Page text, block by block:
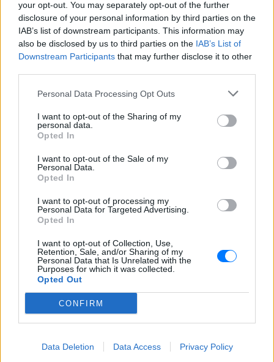
your opt-out. You may separately opt-out of the further
disclosure of your personal information by third parties on the
IAB’s list of downstream participants. This information may
also be disclosed by us to third parties on the IAB’s List of
Downstream Participants that may further disclose it to other
Personal Data Processing Opt Outs
I want to opt-out of the Sharing of my
personal data.
Opted In
I want to opt-out of the Sale of my
Personal Data.
Opted In
I want to opt-out of processing my
Personal Data for Targeted Advertising.
Opted In
I want to opt-out of Collection, Use,
Retention, Sale, and/or Sharing of my
Personal Data that Is Unrelated with the
Purposes for which it was collected.
Opted Out
CONFIRM
Data Deletion Data Access Privacy Policy
One""""»
ΧΤΕΣ
Ο συνθέτης μίλησε ανοιχτά για την
αχαριστία που βιώνει στον χώρο της
μουσικής, 22 χρόνια μετά τη νίκη της
Ελλάδας στη Eurovision.
Νεαρός στο λιμάνι του Πειραιά:
«Πάω διακοπές έναν μήνα» ‑ Η
απίθανη ατάκα στην κάμερα του
MEGA
Η κάμερα της εκπομπής «Κοινωνία Ώρα
MEGA» κατέγραψε τη διασκεδαστική
Η Ελένη Βουλγαράκη ξεσπά για
τις φήμες χωρισμού με τον
καμία πληροφορία πριν
εκτοξεύσετε τη βλακεία σας»
ΧΤΕΣ
story στο Instagram για να διαψεύσει όσα